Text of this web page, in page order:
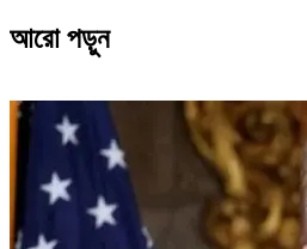
আরো পড়ুন